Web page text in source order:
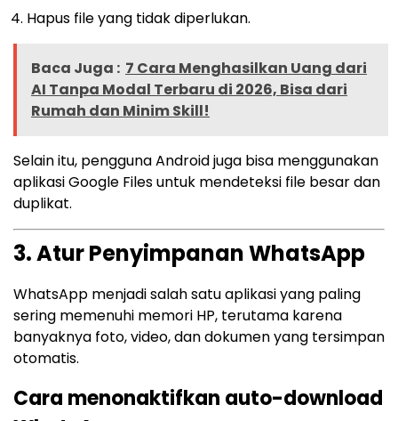
Hapus file yang tidak diperlukan.
Baca Juga : 7 Cara Menghasilkan Uang dari
AI Tanpa Modal Terbaru di 2026, Bisa dari
Rumah dan Minim Skill!
Selain itu, pengguna Android juga bisa menggunakan
aplikasi Google Files untuk mendeteksi file besar dan
duplikat.
3. Atur Penyimpanan WhatsApp
WhatsApp menjadi salah satu aplikasi yang paling
sering memenuhi memori HP, terutama karena
banyaknya foto, video, dan dokumen yang tersimpan
otomatis.
Cara menonaktifkan auto-download